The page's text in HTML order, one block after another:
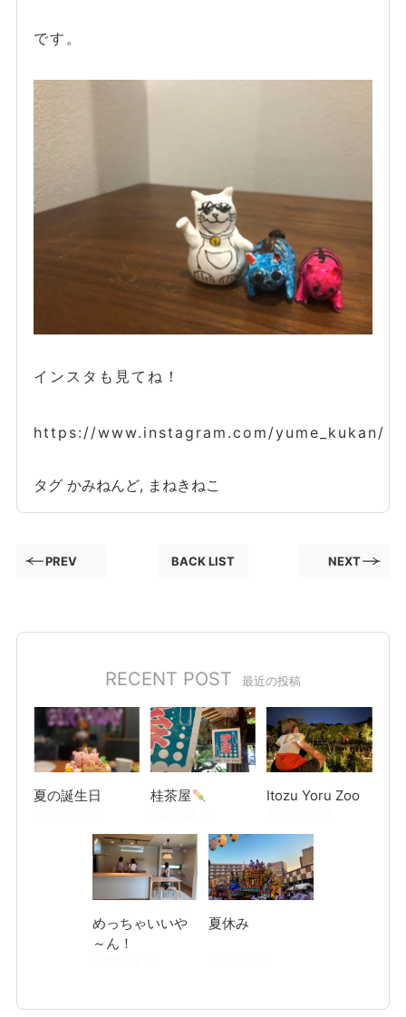
です。
インスタも見てね！
https://www.instagram.com/yume_kukan/
タグ かみねんど, まねきねこ
PREV BACK LIST NEXT
RECENT POST 最近の投稿
夏の誕生日 桂茶屋 Itozu Yoru Zoo
めっちゃいいや
～ん！
夏休み